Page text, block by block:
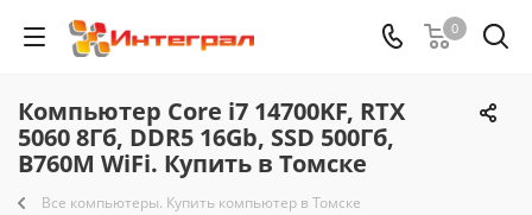
0
Компьютер Core i7 14700KF, RTX
5060 8Гб, DDR5 16Gb, SSD 500Гб,
B760M WiFi. Купить в Томске
Все компьютеры. Купить компьютер в Томске